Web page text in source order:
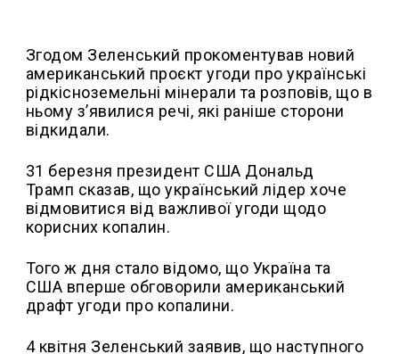
Згодом Зеленський прокоментував новий
американський проєкт угоди про українські
рідкісноземельні мінерали та розповів, що в
ньому зʼявилися речі, які раніше сторони
відкидали.
31 березня президент США Дональд
Трамп сказав, що український лідер хоче
відмовитися від важливої ​​угоди щодо
корисних копалин.
Того ж дня стало відомо, що Україна та
США вперше обговорили американський
драфт угоди про копалини.
4 квітня Зеленський заявив, що наступного